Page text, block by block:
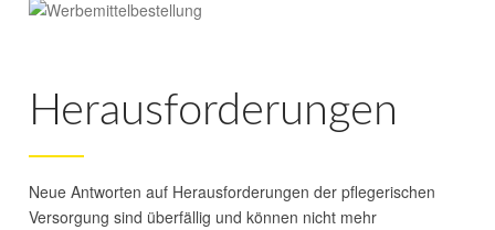
Herausforderungen
Neue Antworten auf Herausforderungen der pflegerischen
Versorgung sind überfällig und können nicht mehr